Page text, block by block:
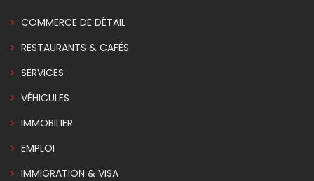
COMMERCE DE DÉTAIL
RESTAURANTS & CAFÉS
SERVICES
VÉHICULES
IMMOBILIER
EMPLOI
IMMIGRATION & VISA